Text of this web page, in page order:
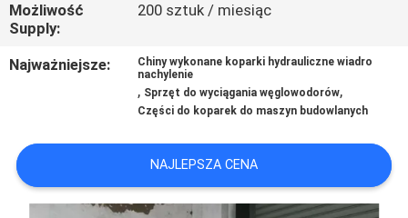
POPROŚ
O
MAPA
STRONY
Możliwość
Supply:
200 sztuk / miesiąc
Najważniejsze:
Chiny wykonane koparki hydrauliczne wiadro
nachylenie
, Sprzęt do wyciągania węglowodorów,
Części do koparek do maszyn budowlanych
NAJLEPSZA CENA